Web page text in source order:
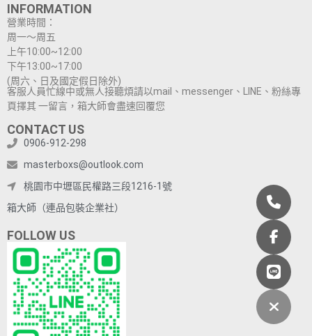
INFORMATION
營業時間：
周一～周五
上午10:00~12:00
下午13:00~17:00
(周六、日及國定假日除外)
客服人員忙線中或無人接聽煩請以mail、messenger、LINE、粉絲專
頁擇其 一留言，箱大師會盡速回覆您
CONTACT US
0906-912-298
masterboxs@outlook.com
桃園市中壢區民權路三段1216-1號
箱大師（連品包裝企業社）
FOLLOW US